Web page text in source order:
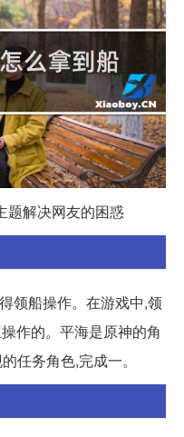
题解决网友的困惑
领船操作。在游戏中,领
作的。平海是原神的角
任务角色,完成一。